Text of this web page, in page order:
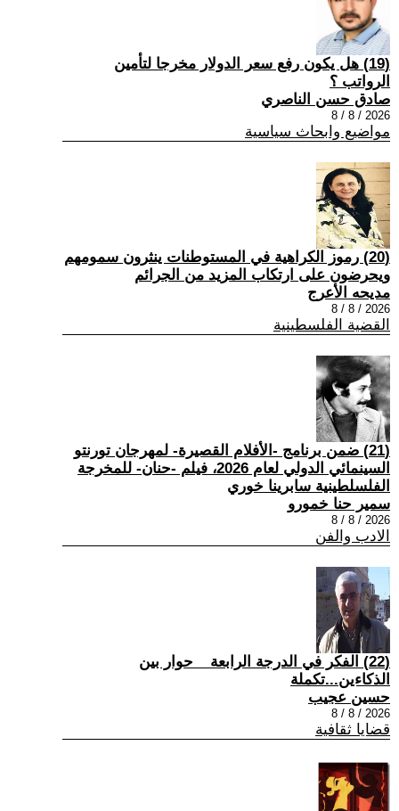
(19) هل يكون رفع سعر الدولار مخرجا لتأمين
الرواتب ؟
صادق حسن الناصري
2026 / 8 / 8
مواضيع وابحاث سياسية
(20) رموز الكراهية في المستوطنات ينثرون سمومهم
ويحرضون على ارتكاب المزيد من الجرائم
مديحه الأعرج
2026 / 8 / 8
القضية الفلسطينية
(21) ضمن برنامج -الأفلام القصيرة- لمهرجان تورنتو
السينمائي الدولي لعام 2026، فيلم -حنان- للمخرجة
الفلسلطينية سابرينا خوري
سمير حنا خمورو
2026 / 8 / 8
الادب والفن
(22) الفكر في الدرجة الرابعة _ حوار بين
الذكاءين...تكملة
حسين عجيب
2026 / 8 / 8
قضايا ثقافية